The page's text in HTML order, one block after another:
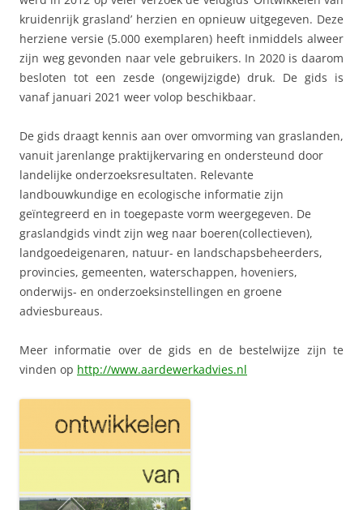
kruidenrijk grasland’ herzien en opnieuw uitgegeven. Deze
herziene versie (5.000 exemplaren) heeft inmiddels alweer
zijn weg gevonden naar vele gebruikers. In 2020 is daarom
besloten tot een zesde (ongewijzigde) druk. De gids is
vanaf januari 2021 weer volop beschikbaar.
De gids draagt kennis aan over omvorming van graslanden,
vanuit jarenlange praktijkervaring en ondersteund door
landelijke onderzoeksresultaten. Relevante
landbouwkundige en ecologische informatie zijn
geïntegreerd en in toegepaste vorm weergegeven. De
graslandgids vindt zijn weg naar boeren(collectieven),
landgoedeigenaren, natuur- en landschapsbeheerders,
provincies, gemeenten, waterschappen, hoveniers,
onderwijs- en onderzoeksinstellingen en groene
adviesbureaus.
Meer informatie over de gids en de bestelwijze zijn te
vinden op http://www.aardewerkadvies.nl